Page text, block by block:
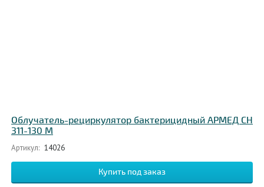
Облучатель-рециркулятор бактерицидный АРМЕД СН
311-130 М
Артикул: 14026